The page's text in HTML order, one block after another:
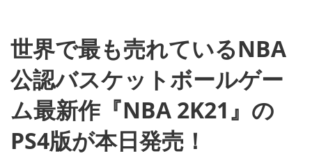
世界で最も売れているNBA
公認バスケットボールゲー
ム最新作『NBA 2K21』の
PS4版が本日発売！